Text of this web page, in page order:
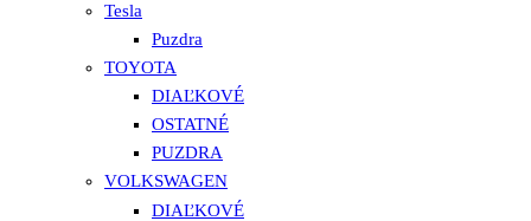
Tesla
Puzdra
TOYOTA
DIAĽKOVÉ
OSTATNÉ
PUZDRA
VOLKSWAGEN
DIAĽKOVÉ